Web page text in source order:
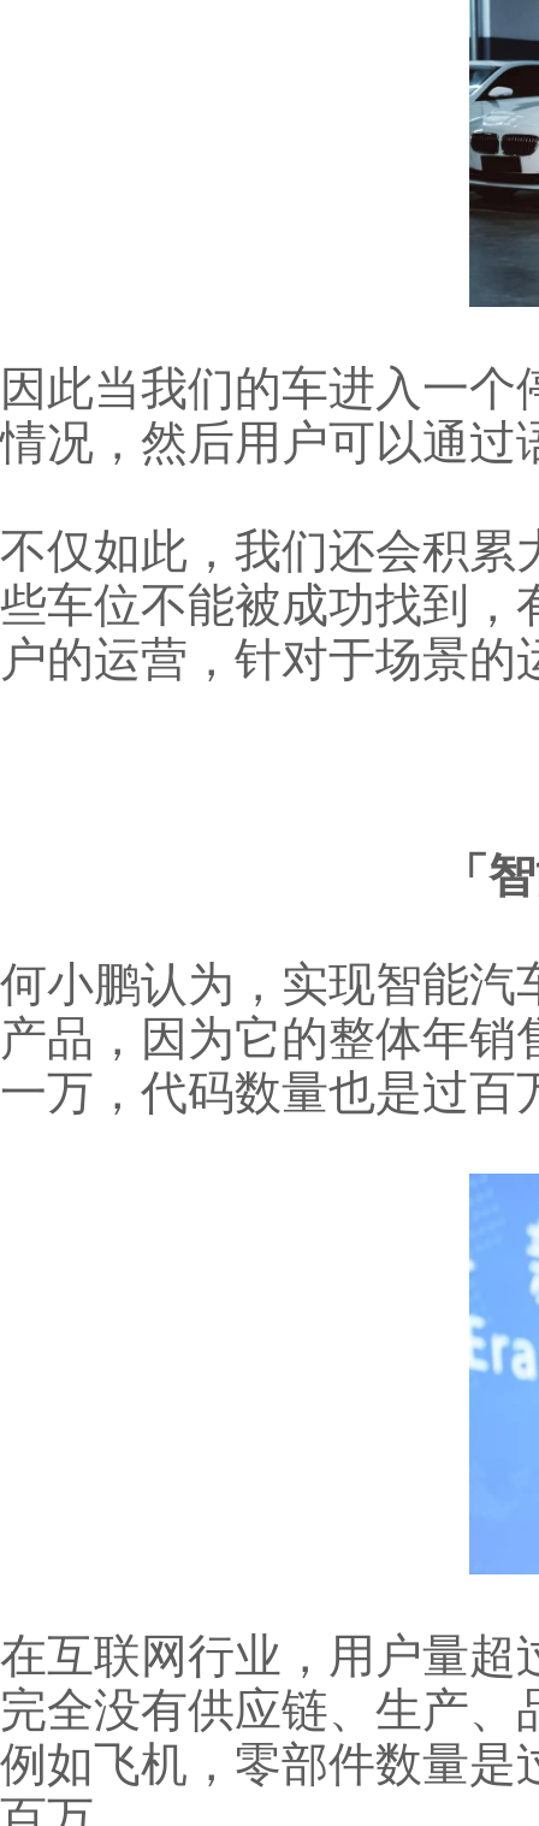
因此当我们的车进入一个
情况，然后用户可以通过
不仅如此，我们还会积累
些车位不能被成功找到，
户的运营，针对于场景的
「
何小鹏认为，实现智能汽
产品，因为它的整体年
一万，代码数量也是过百
在互联网行业，用户量超
完全没有供应链、生产
例如飞机，零部件数量是